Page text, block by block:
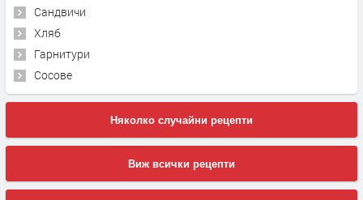
Сандвичи
Хляб
Гарнитури
Сосове
Няколко случайни рецепти
Виж всички рецепти